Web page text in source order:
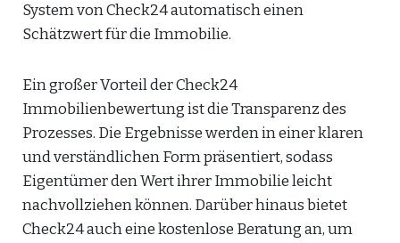
System von Check24 automatisch einen
Schätzwert für die Immobilie.
Ein großer Vorteil der Check24
Immobilienbewertung ist die Transparenz des
Prozesses. Die Ergebnisse werden in einer klaren
und verständlichen Form präsentiert, sodass
Eigentümer den Wert ihrer Immobilie leicht
nachvollziehen können. Darüber hinaus bietet
Check24 auch eine kostenlose Beratung an, um